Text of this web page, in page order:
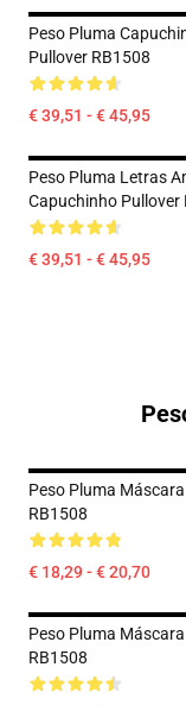
Peso Pluma
Pullover RB1508
€ 39,51 - € 45,95
Peso Pluma Letras
Capuchinho Pullover
€ 39,51 - € 45,95
Peso Pluma
RB1508
€ 18,29 - € 20,70
Peso Pluma
RB1508